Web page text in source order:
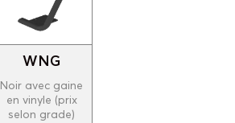
WNG
Noir avec gaine
en vinyle (prix
selon grade)